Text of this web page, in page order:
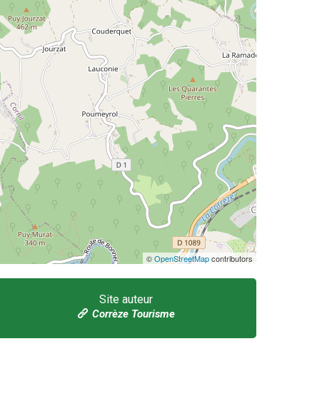
©OpenStreetMapcontributors
Site auteur
Corrèze Tourisme